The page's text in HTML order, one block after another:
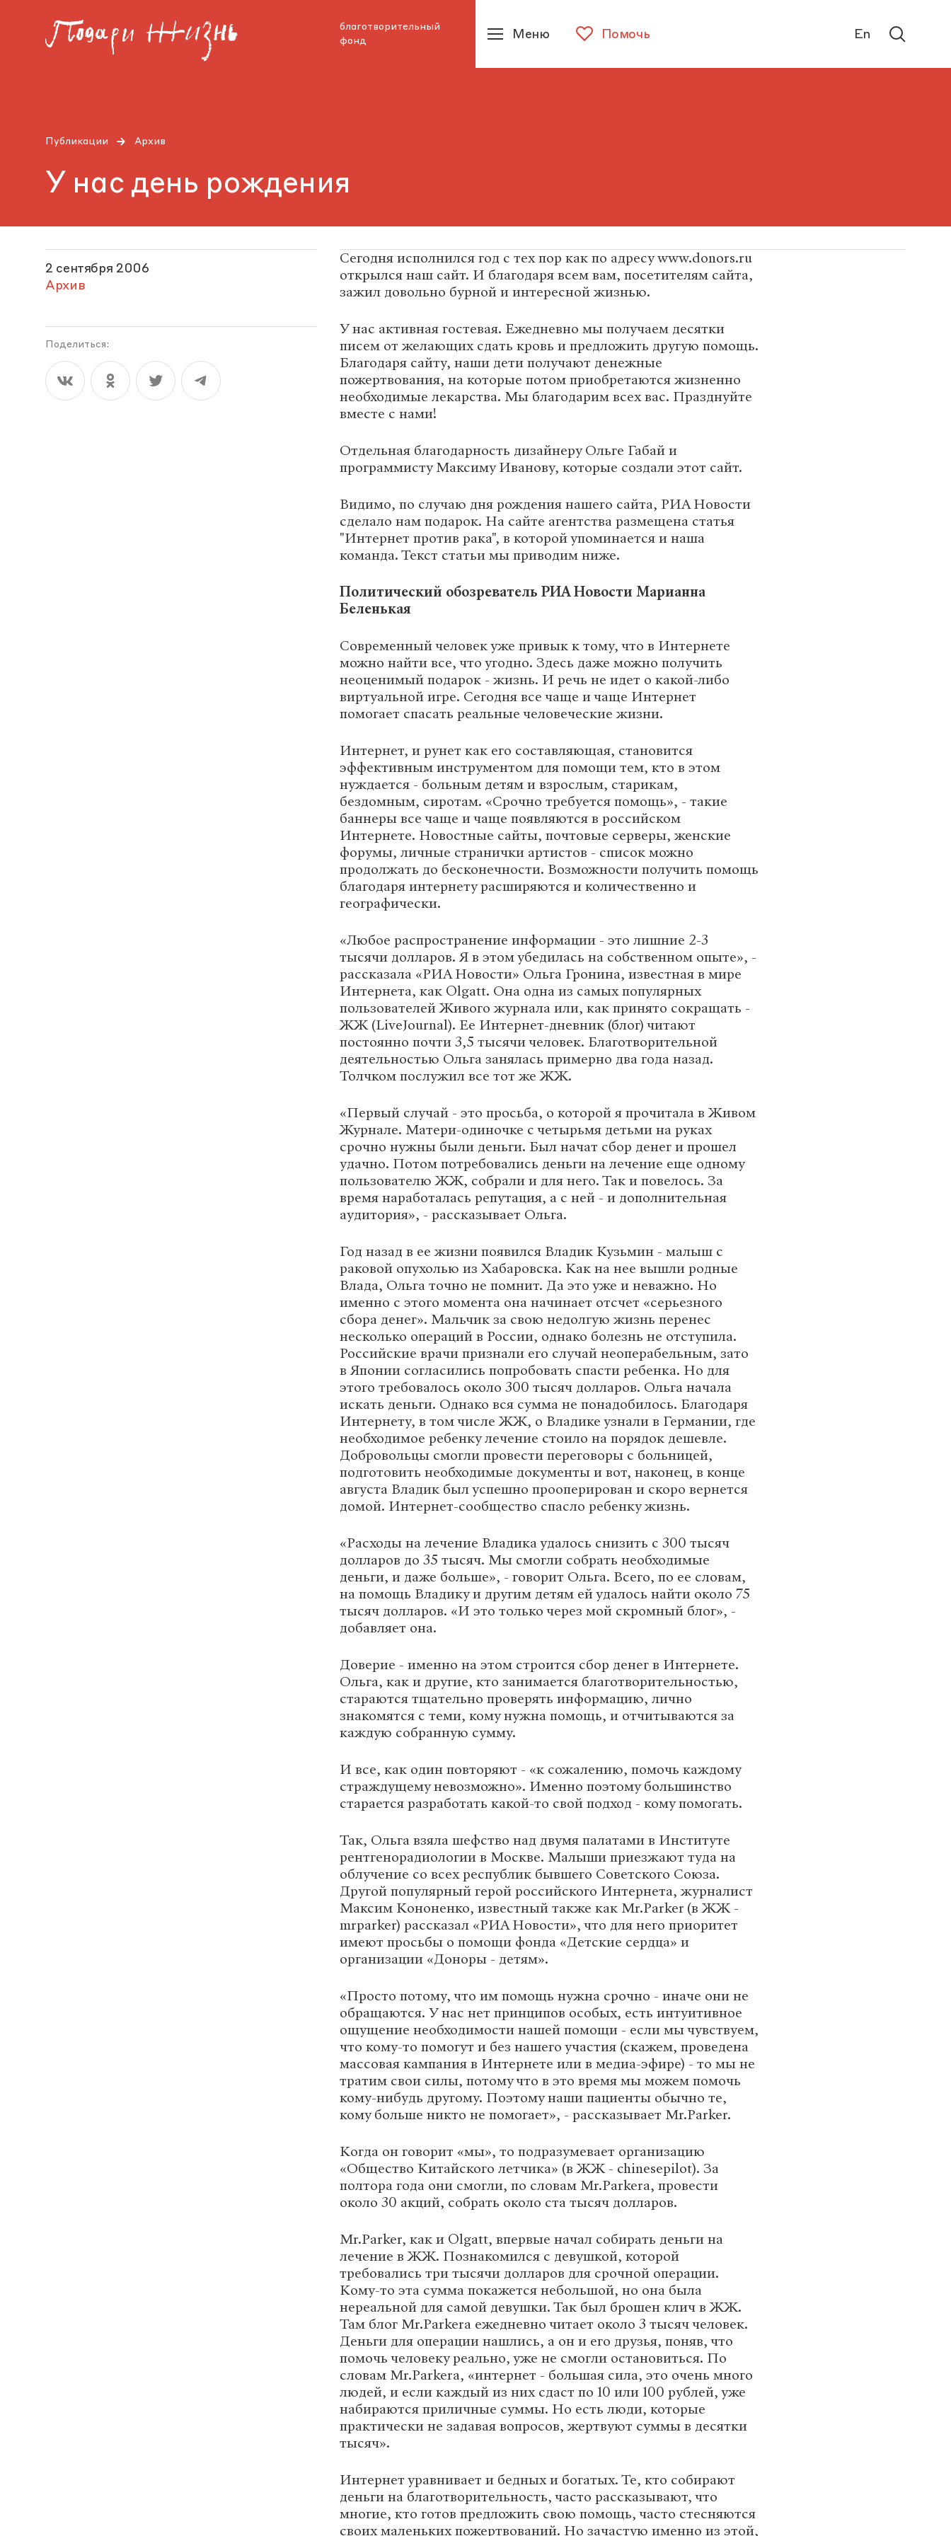
благотворительный
фонд
Помочь
Меню En
Публикации Архив
У нас день рождения
2 сентября 2006
Архив
Поделиться:
Сегодня исполнился год с тех пор как по адресу www.donors.ru
открылся наш сайт. И благодаря всем вам, посетителям сайта,
зажил довольно бурной и интересной жизнью.
У нас активная гостевая. Ежедневно мы получаем десятки
писем от желающих сдать кровь и предложить другую помощь.
Благодаря сайту, наши дети получают денежные
пожертвования, на которые потом приобретаются жизненно
необходимые лекарства. Мы благодарим всех вас. Празднуйте
вместе с нами!
Отдельная благодарность дизайнеру Ольге Габай и
программисту Максиму Иванову, которые создали этот сайт.
Видимо, по случаю дня рождения нашего сайта, РИА Новости
сделало нам подарок. На сайте агентства размещена статья
"Интернет против рака", в которой упоминается и наша
команда. Текст статьи мы приводим ниже.
Политический обозреватель РИА Новости Марианна
Беленькая
Современный человек уже привык к тому, что в Интернете
можно найти все, что угодно. Здесь даже можно получить
неоценимый подарок - жизнь. И речь не идет о какой-либо
виртуальной игре. Сегодня все чаще и чаще Интернет
помогает спасать реальные человеческие жизни.
Интернет, и рунет как его составляющая, становится
эффективным инструментом для помощи тем, кто в этом
нуждается - больным детям и взрослым, старикам,
бездомным, сиротам. «Срочно требуется помощь», - такие
баннеры все чаще и чаще появляются в российском
Интернете. Новостные сайты, почтовые серверы, женские
форумы, личные странички артистов - список можно
продолжать до бесконечности. Возможности получить помощь
благодаря интернету расширяются и количественно и
географически.
«Любое распространение информации - это лишние 2-3
тысячи долларов. Я в этом убедилась на собственном опыте», -
рассказала «РИА Новости» Ольга Гронина, известная в мире
Интернета, как Olgatt. Она одна из самых популярных
пользователей Живого журнала или, как принято сокращать -
ЖЖ (LiveJournal). Ее Интернет-дневник (блог) читают
постоянно почти 3,5 тысячи человек. Благотворительной
деятельностью Ольга занялась примерно два года назад.
Толчком послужил все тот же ЖЖ.
«Первый случай - это просьба, о которой я прочитала в Живом
Журнале. Матери-одиночке с четырьмя детьми на руках
срочно нужны были деньги. Был начат сбор денег и прошел
удачно. Потом потребовались деньги на лечение еще одному
пользователю ЖЖ, собрали и для него. Так и повелось. За
время наработалась репутация, а с ней - и дополнительная
аудитория», - рассказывает Ольга.
Год назад в ее жизни появился Владик Кузьмин - малыш с
раковой опухолью из Хабаровска. Как на нее вышли родные
Влада, Ольга точно не помнит. Да это уже и неважно. Но
именно с этого момента она начинает отсчет «серьезного
сбора денег». Мальчик за свою недолгую жизнь перенес
несколько операций в России, однако болезнь не отступила.
Российские врачи признали его случай неоперабельным, зато
в Японии согласились попробовать спасти ребенка. Но для
этого требовалось около 300 тысяч долларов. Ольга начала
искать деньги. Однако вся сумма не понадобилось. Благодаря
Интернету, в том числе ЖЖ, о Владике узнали в Германии, где
необходимое ребенку лечение стоило на порядок дешевле.
Добровольцы смогли провести переговоры с больницей,
подготовить необходимые документы и вот, наконец, в конце
августа Владик был успешно прооперирован и скоро вернется
домой. Интернет-сообщество спасло ребенку жизнь.
«Расходы на лечение Владика удалось снизить с 300 тысяч
долларов до 35 тысяч. Мы смогли собрать необходимые
деньги, и даже больше», - говорит Ольга. Всего, по ее словам,
на помощь Владику и другим детям ей удалось найти около 75
тысяч долларов. «И это только через мой скромный блог», -
добавляет она.
Доверие - именно на этом строится сбор денег в Интернете.
Ольга, как и другие, кто занимается благотворительностью,
стараются тщательно проверять информацию, лично
знакомятся с теми, кому нужна помощь, и отчитываются за
каждую собранную сумму.
И все, как один повторяют - «к сожалению, помочь каждому
страждущему невозможно». Именно поэтому большинство
старается разработать какой-то свой подход - кому помогать.
Так, Ольга взяла шефство над двумя палатами в Институте
рентгенорадиологии в Москве. Малыши приезжают туда на
облучение со всех республик бывшего Советского Союза.
Другой популярный герой российского Интернета, журналист
Максим Кононенко, известный также как Mr.Parker (в ЖЖ -
mrparker) рассказал «РИА Новости», что для него приоритет
имеют просьбы о помощи фонда «Детские сердца» и
организации «Доноры - детям».
«Просто потому, что им помощь нужна срочно - иначе они не
обращаются. У нас нет принципов особых, есть интуитивное
ощущение необходимости нашей помощи - если мы чувствуем,
что кому-то помогут и без нашего участия (скажем, проведена
массовая кампания в Интернете или в медиа-эфире) - то мы не
тратим свои силы, потому что в это время мы можем помочь
кому-нибудь другому. Поэтому наши пациенты обычно те,
кому больше никто не помогает», - рассказывает Mr.Parker.
Когда он говорит «мы», то подразумевает организацию
«Общество Китайского летчика» (в ЖЖ - chinesepilot). За
полтора года они смогли, по словам Mr.Parkerа, провести
около 30 акций, собрать около ста тысяч долларов.
Mr.Parker, как и Olgatt, впервые начал собирать деньги на
лечение в ЖЖ. Познакомился с девушкой, которой
требовались три тысячи долларов для срочной операции.
Кому-то эта сумма покажется небольшой, но она была
нереальной для самой девушки. Так был брошен клич в ЖЖ.
Там блог Mr.Parkerа ежедневно читает около 3 тысяч человек.
Деньги для операции нашлись, а он и его друзья, поняв, что
помочь человеку реально, уже не смогли остановиться. По
словам Mr.Parkerа, «интернет - большая сила, это очень много
людей, и если каждый из них сдаст по 10 или 100 рублей, уже
набираются приличные суммы. Но есть люди, которые
практически не задавая вопросов, жертвуют суммы в десятки
тысяч».
Интернет уравнивает и бедных и богатых. Те, кто собирают
деньги на благотворительность, часто рассказывают, что
многие, кто готов предложить свою помощь, часто стесняются
своих маленьких пожертвований. Но зачастую именно из этой,